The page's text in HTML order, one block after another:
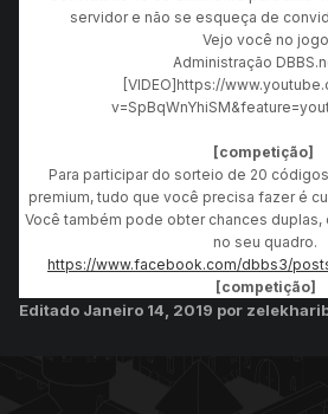
servidor e não se esqueça de
Vejo você no jogo
Administração
[VIDEO]https://
[competição]
Para participar do sorteio de 20
premium, tudo que você precisa fazer é
Você também pode obter chances
no seu quadro.
https://www.facebook.com/dbbs3/
[competição]
Editado Janeiro 14, 2019 por